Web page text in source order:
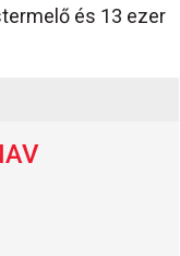
és 13 ezer